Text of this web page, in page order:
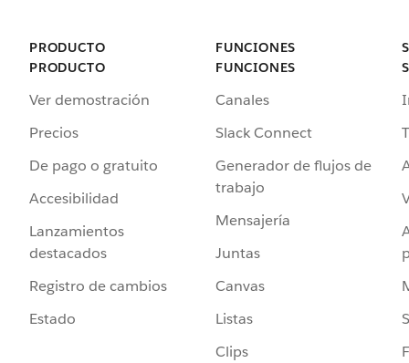
PRODUCTO
PRODUCTO
Ver demostración
Precios
De pago o gratuito
Accesibilidad
Lanzamientos
destacados
Registro de cambios
Estado
FUNCIONES
FUNCIONES
Canales
Slack Connect
Generador de flujos de
trabajo
Mensajería
Juntas
Canvas
Listas
Clips